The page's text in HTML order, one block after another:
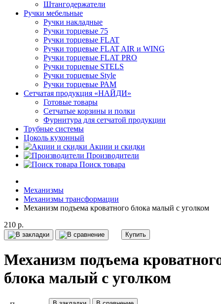
Штангодержатели
Ручки мебельные
Ручки накладные
Ручки торцевые 75
Ручки торцевые FLAT
Ручки торцевые FLAT AIR и WING
Ручки торцевые FLAT PRO
Ручки торцевые STELS
Ручки торцевые Style
Ручки торцевые РАМ
Сетчатая продукция «НАЙДИ»
Готовые товары
Сетчатые корзины и полки
Фурнитура для сетчатой продукции
Трубные системы
Цоколь кухонный
Акции и скидки
Производители
Поиск товара
Механизмы
Механизмы трансформации
Механизм подъема кроватного блока малый с уголком
210 р.
Купить
Механизм подъема
блока малый с уголком